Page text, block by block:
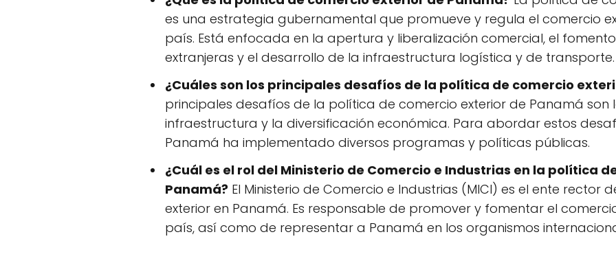
es una estrategia gubernamental que promueve y regula el comercio
país. Está enfocada en la apertura y liberalización comercial, el
extranjeras y el desarrollo de la infraestructura logística y de transporte.
¿Cuáles son los principales desafíos de la política de comercio
principales desafíos de la política de comercio exterior de Panamá
infraestructura y la diversificación económica. Para abordar estos
Panamá ha implementado diversos programas y políticas públicas.
¿Cuál es el rol del Ministerio de Comercio e Industrias en la política
Panamá? El Ministerio de Comercio e Industrias (MICI) es el ente rector
exterior en Panamá. Es responsable de promover y fomentar el
país, así como de representar a Panamá en los organismos